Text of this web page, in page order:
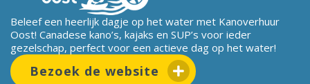
Beleef een heerlijk dagje op het water met Kanoverhuur
Oost! Canadese kano’s, kajaks en SUP’s voor ieder
gezelschap, perfect voor een actieve dag op het water!
Bezoek de website